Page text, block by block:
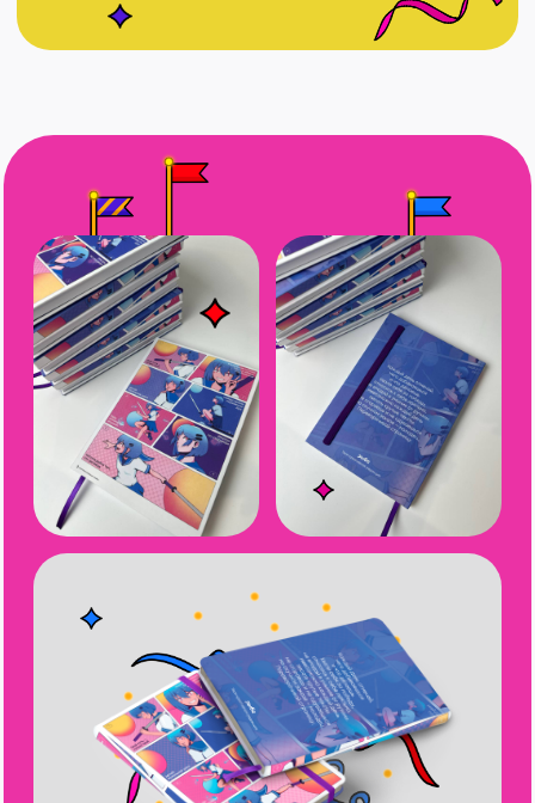
а оформляли
в стиле Назад в
Интересно, что
отказывалась
Скорее всего
и Марти
права.
С пятой попытки у меня получился
более-менее неплохой результат,
и я сразу понесла редактору
с фразой «смотри, что я сделаль»
Поторгуйтесь
с гадалкой